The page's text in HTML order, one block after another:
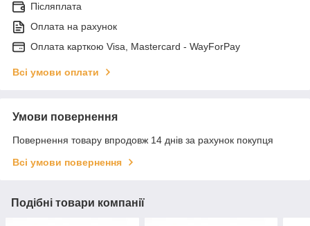
Післяплата
Оплата на рахунок
Оплата карткою Visa, Mastercard - WayForPay
Всі умови оплати
Умови повернення
Повернення товару впродовж 14 днів за рахунок покупця
Всі умови повернення
Подібні товари компанії